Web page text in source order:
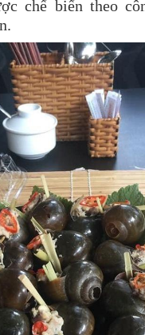
chế biến theo